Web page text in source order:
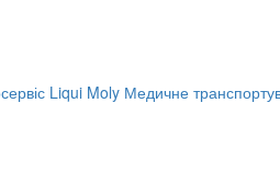
Liqui Moly Медичне